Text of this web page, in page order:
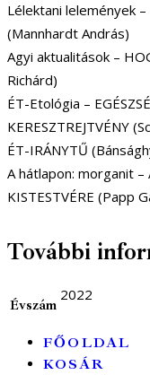
Lélektani lelemények –
(Mannhardt András)
Agyi aktualitások –
Richárd)
ÉT-Etológia –
KERESZTREJTVÉNY
ÉT-IRÁNYTŰ
A hátlapon: morganit –
KISTESTVÉRE (Papp
További
Évszám
2022
FŐOLDAL
KOSÁR